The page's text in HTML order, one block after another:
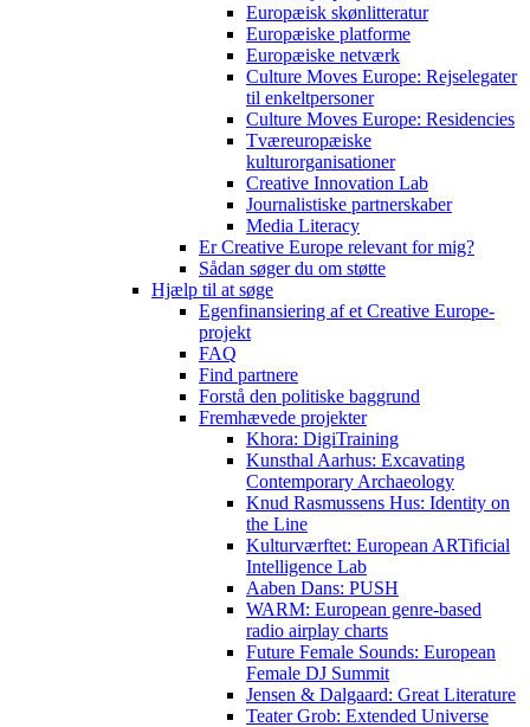
Europæisk skønlitteratur
Europæiske platforme
Europæiske netværk
Culture Moves Europe: Rejselegater
til enkeltpersoner
Culture Moves Europe: Residencies
Tværeuropæiske
kulturorganisationer
Creative Innovation Lab
Journalistiske partnerskaber
Media Literacy
Er Creative Europe relevant for mig?
Sådan søger du om støtte
Hjælp til at søge
Egenfinansiering af et Creative Europe-
projekt
FAQ
Find partnere
Forstå den politiske baggrund
Fremhævede projekter
Khora: DigiTraining
Kunsthal Aarhus: Excavating
Contemporary Archaeology
Knud Rasmussens Hus: Identity on
the Line
Kulturværftet: European ARTificial
Intelligence Lab
Aaben Dans: PUSH
WARM: European genre-based
radio airplay charts
Future Female Sounds: European
Female DJ Summit
Jensen & Dalgaard: Great Literature
Teater Grob: Extended Universe